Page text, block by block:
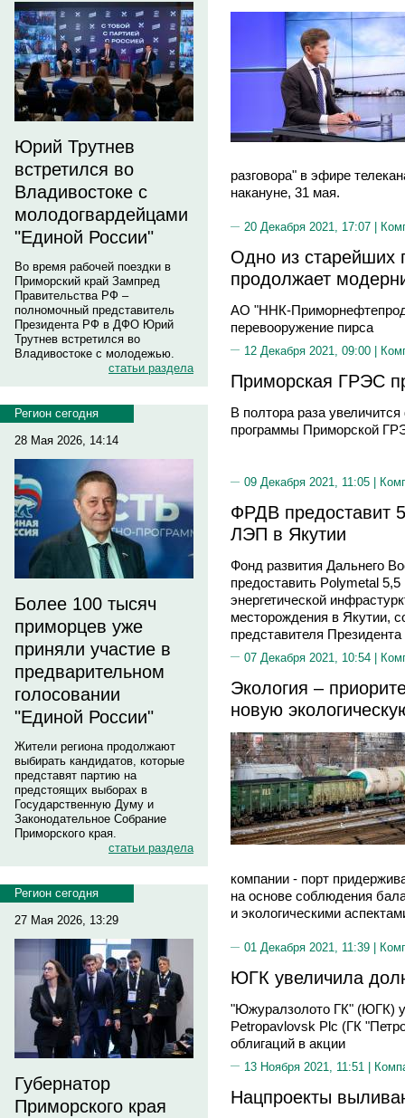
Юрий Трутнев
встретился во
Владивостоке с
молодогвардейцами
"Единой России"
Во время рабочей поездки в
Приморский край Зампред
Правительства РФ –
полномочный представитель
Президента РФ в ДФО Юрий
Трутнев встретился во
Владивостоке с молодежью.
статьи раздела
Регион сегодня
28 Мая 2026, 14:14
Более 100 тысяч
приморцев уже
приняли участие в
предварительном
голосовании
"Единой России"
Жители региона продолжают
выбирать кандидатов, которые
представят партию на
предстоящих выборах в
Государственную Думу и
Законодательное Собрание
Приморского края.
статьи раздела
Регион сегодня
27 Мая 2026, 13:29
Губернатор
Приморского края
разговора" в эфире
накануне, 31 мая.
20 Декабря 2021, 17:07 |
Одно из старейших
продолжает
АО "ННК-
перевооружение пирса
12 Декабря 2021, 09:00 |
Приморская ГРЭС
В полтора раза
программы Приморской
09 Декабря 2021, 11:05 |
ФРДВ предоставит
ЛЭП в Якутии
Фонд развития Дальнего
предоставить Polymetal
энергетической
месторождения в Якутии,
представителя
07 Декабря 2021, 10:54 |
Экология –
новую
компании - порт
на основе соблюдения
и экологическими
01 Декабря 2021, 11:39 |
ЮГК увеличила
"Южуралзолото ГК" (ЮГК)
Petropavlovsk Plc (ГК
облигаций в акции
13 Ноября 2021, 11:51 |
Нацпроекты